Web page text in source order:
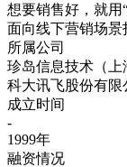
想要销售好，就用
面向线下营销场
所属公司
珍岛信息技术（上
科大讯飞股份有限
成立时间
-
1999年
融资情况